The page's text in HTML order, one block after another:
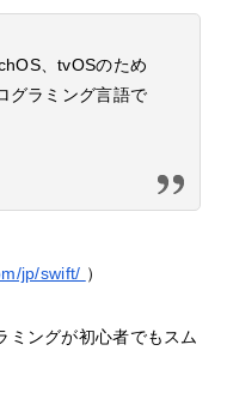
、tvOSのため
グラミング言語で
jp/swift/ ）
ミングが初心者でもスム